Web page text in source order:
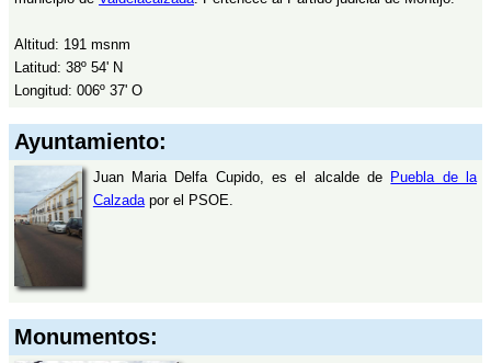
Altitud: 191 msnm
Latitud: 38º 54' N
Longitud: 006º 37' O
Ayuntamiento:
Juan Maria Delfa Cupido, es el alcalde de Puebla de la
Calzadapor el PSOE.
Monumentos: